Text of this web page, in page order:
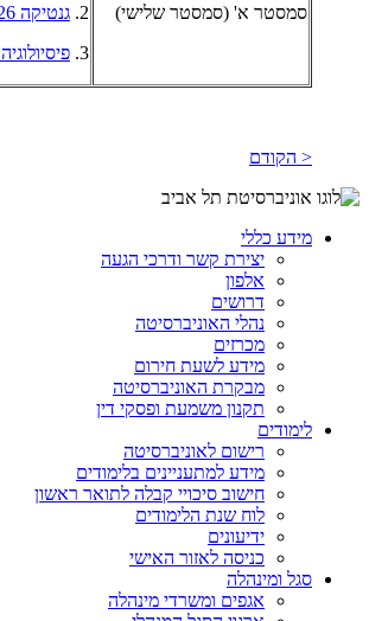
סמסטר א' (סמסטר שלישי)
2. גנטיקה 0455.2526
3. פיסיולוגיה 0455.2552
< הקודם
מידע כללי
יצירת קשר ודרכי הגעה
אלפון
דרושים
נהלי האוניברסיטה
מכרזים
מידע לשעת חירום
מבקרת האוניברסיטה
תקנון משמעת ופסקי דין
לימודים
רישום לאוניברסיטה
מידע למתעניינים בלימודים
חישוב סיכויי קבלה לתואר ראשון
לוח שנת הלימודים
ידיעונים
כניסה לאזור האישי
סגל ומינהלה
אגפים ומשרדי מינהלה